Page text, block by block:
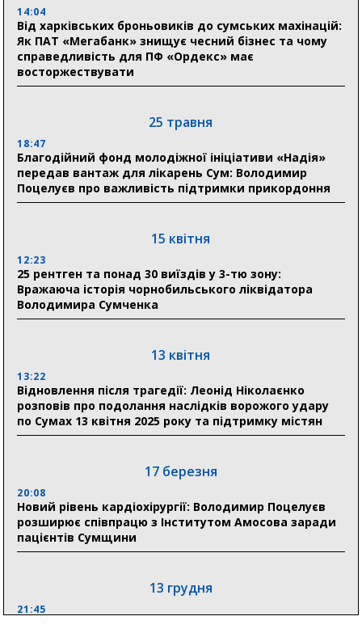
Ніколаєнко: у Сумах погодили 115 компенсацій на
відновлення житла майже на 6,6 млн грн
Сумщини пояснив, як отримати допомогу на зиму
17:52
«Укрексімбанк» припиняє виплату пенсій: у
Пенсійному фонді Сумщини пояснили, що робити
людям
відзнаки «Почесного громадянина міста Суми»
30 липня
Сумська клінічна лікарня Святого Пантелеймона
18:33
Олексій Романько долучився до обговорення Плану
стійкості Сумщини з Прем’єр-міністром
Місто посилює міжнародну співпрацю: Суми
отримали 12 потужних станцій для Пунктів обігріву
14:04
Від харківських броньовиків до сумських махінацій:
Як ПАТ «Мегабанк» знищує чесний бізнес та чому
справедливість для ПФ «Ордекс» має
восторжествувати
25 травня
18:47
Благодійний фонд молодіжної ініціативи «Надія»
передав вантаж для лікарень Сум: Володимир
Поцелуєв про важливість підтримки прикордоння
15 квітня
12:23
25 рентген та понад 30 виїздів у 3-тю зону:
Вражаюча історія чорнобильського ліквідатора
Володимира Сумченка
13 квітня
13:22
Відновлення після трагедії: Леонід Ніколаєнко
розповів про подолання наслідків ворожого удару
по Сумах 13 квітня 2025 року та підтримку містян
17 березня
20:08
Новий рівень кардіохірургії: Володимир Поцелуєв
розширює співпрацю з Інститутом Амосова заради
пацієнтів Сумщини
13 грудня
21:45